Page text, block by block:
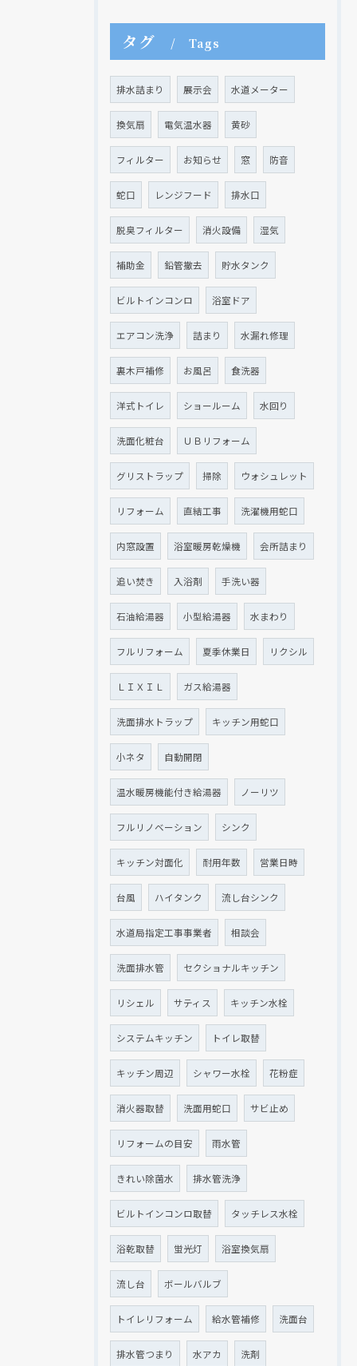
タグ Tags
排水詰まり 展示会 水道メーター
換気扇 電気温水器 黄砂
フィルター お知らせ 窓 防音
蛇口 レンジフード 排水口
脱臭フィルター 消火設備 湿気
補助金 鉛管撤去 貯水タンク
ビルトインコンロ 浴室ドア
エアコン洗浄 詰まり 水漏れ修理
裏木戸補修 お風呂 食洗器
洋式トイレ ショールーム 水回り
洗面化粧台 ＵＢリフォーム
グリストラップ 掃除 ウォシュレット
リフォーム 直結工事 洗濯機用蛇口
内窓設置 浴室暖房乾燥機 会所詰まり
追い焚き 入浴剤 手洗い器
石油給湯器 小型給湯器 水まわり
フルリフォーム 夏季休業日 リクシル
ＬＩＸＩＬ ガス給湯器
洗面排水トラップ キッチン用蛇口
小ネタ 自動開閉
温水暖房機能付き給湯器 ノーリツ
フルリノベーション シンク
キッチン対面化 耐用年数 営業日時
台風 ハイタンク 流し台シンク
水道局指定工事事業者 相談会
洗面排水管 セクショナルキッチン
リシェル サティス キッチン水栓
システムキッチン トイレ取替
キッチン周辺 シャワー水栓 花粉症
消火器取替 洗面用蛇口 サビ止め
リフォームの目安 雨水管
きれい除菌水 排水管洗浄
ビルトインコンロ取替 タッチレス水栓
浴乾取替 蛍光灯 浴室換気扇
流し台 ボールバルブ
トイレリフォーム 給水管補修 洗面台
排水管つまり 水アカ 洗剤